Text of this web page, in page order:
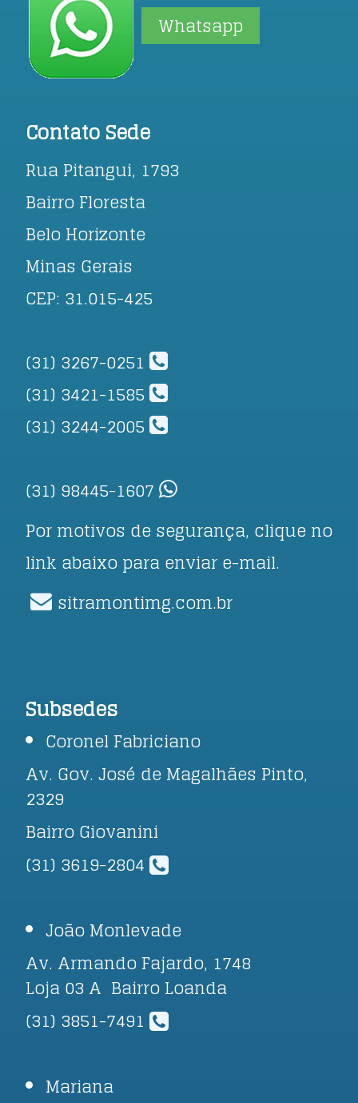
Whatsapp
Contato Sede
Rua Pitangui, 1793
Bairro Floresta
Belo Horizonte
Minas Gerais
CEP: 31.015-425
(31) 3267-0251
(31) 3421-1585
(31) 3244-2005
(31) 98445-1607
Por motivos de segurança, clique no
link abaixo para enviar e-mail.
sitramontimg.com.br
Subsedes
Coronel Fabriciano
Av. Gov. José de Magalhães Pinto,
2329
Bairro Giovanini
(31) 3619-2804
João Monlevade
Av. Armando Fajardo, 1748
Loja 03 A Bairro Loanda
(31) 3851-7491
Mariana